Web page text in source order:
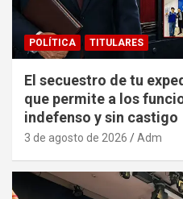
POLÍTICA TITULARES
El secuestro de tu
que permite a los
indefenso y sin castigo
3 de agosto de 2026 Adm